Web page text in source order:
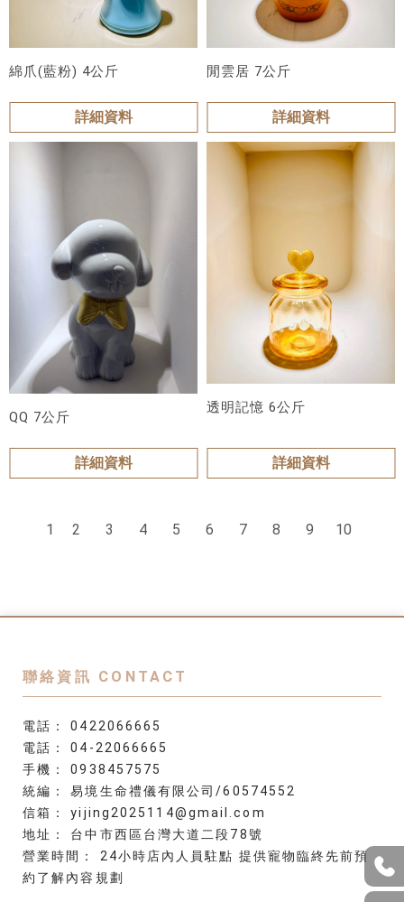
綿爪(藍粉) 4公斤
詳細資料
閒雲居 7公斤
詳細資料
QQ 7公斤
詳細資料
透明記憶 6公斤
詳細資料
1 2 3 4 5 6 7 8 9 10
0422066665
04-22066665
0938457575
易境⽣命禮儀有限公司/60574552
yijing2025114@gmail.com
台中市西區台灣大道二段78號
24小時店內人員駐點 提供寵物臨終先前預
約了解內容規劃